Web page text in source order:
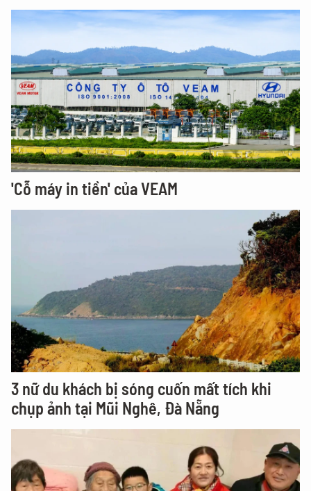
'Cỗ máy in tiền' của VEAM
3 nữ du khách bị sóng cuốn mất tích khi
chụp ảnh tại Mũi Nghê, Đà Nẵng